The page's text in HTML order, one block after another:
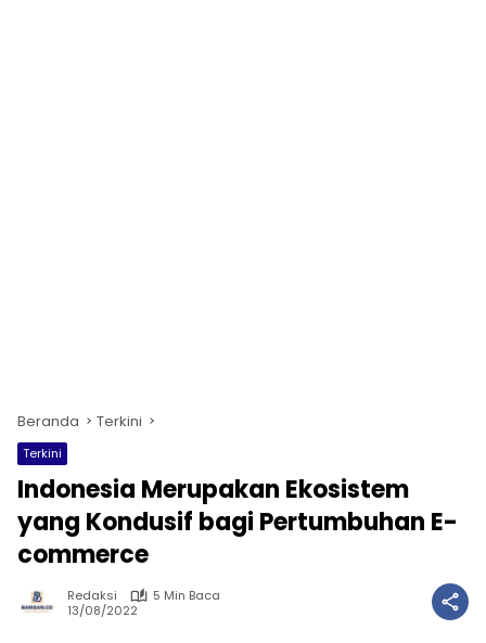
Beranda Terkini
Terkini
Indonesia Merupakan Ekosistem
yang Kondusif bagi Pertumbuhan E-
commerce
Redaksi
5 Min Baca
13/08/2022